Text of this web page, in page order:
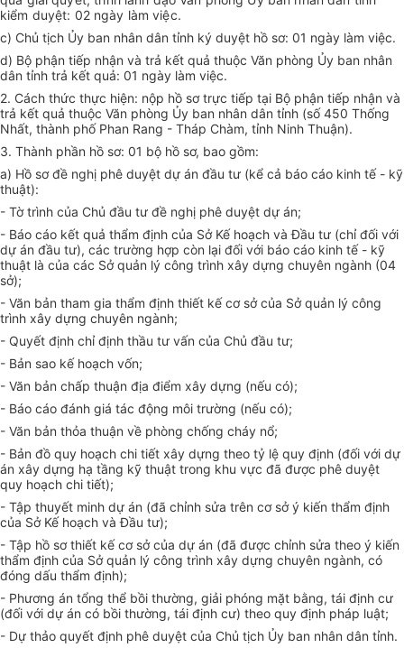
kiểm duyệt: 02 ngày làm việc.
c) Chủ tịch Ủy ban nhân dân tỉnh ký duyệt hồ sơ: 01 ngày làm việc.
d) Bộ phận tiếp nhận và trả kết quả thuộc Văn phòng Ủy ban nhân
dân tỉnh trả kết quả: 01 ngày làm việc.
2. Cách thức thực hiện: nộp hồ sơ trực tiếp tại Bộ phận tiếp nhận và
trả kết quả thuộc Văn phòng Ủy ban nhân dân tỉnh (số 450 Thống
Nhất, thành phố Phan Rang - Tháp Chàm, tỉnh Ninh Thuận).
3. Thành phần hồ sơ: 01 bộ hồ sơ, bao gồm:
a) Hồ sơ đề nghị phê duyệt dự án đầu tư (kể cả báo cáo kinh tế - kỹ
thuật):
- Tờ trình của Chủ đầu tư đề nghị phê duyệt dự án;
- Báo cáo kết quả thẩm định của Sở Kế hoạch và Đầu tư (chỉ đối với
dự án đầu tư), các trường hợp còn lại đối với báo cáo kinh tế - kỹ
thuật là của các Sở quản lý công trình xây dựng chuyên ngành (04
sở);
- Văn bản tham gia thẩm định thiết kế cơ sở của Sở quản lý công
trình xây dựng chuyên ngành;
- Quyết định chỉ định thầu tư vấn của Chủ đầu tư;
- Bản sao kế hoạch vốn;
- Văn bản chấp thuận địa điểm xây dựng (nếu có);
- Báo cáo đánh giá tác động môi trường (nếu có);
- Văn bản thỏa thuận về phòng chống cháy nổ;
- Bản đồ quy hoạch chi tiết xây dựng theo tỷ lệ quy định (đối với dự
án xây dựng hạ tầng kỹ thuật trong khu vực đã được phê duyệt
quy hoạch chi tiết);
- Tập thuyết minh dự án (đã chỉnh sửa trên cơ sở ý kiến thẩm định
của Sở Kế hoạch và Đầu tư);
- Tập hồ sơ thiết kế cơ sở của dự án (đã được chỉnh sửa theo ý kiến
thẩm định của Sở quản lý công trình xây dựng chuyên ngành, có
đóng dấu thẩm định);
- Phương án tổng thể bồi thường, giải phóng mặt bằng, tái định cư
(đối với dự án có bồi thường, tái định cư) theo quy định pháp luật;
- Dự thảo quyết định phê duyệt của Chủ tịch Ủy ban nhân dân tỉnh.